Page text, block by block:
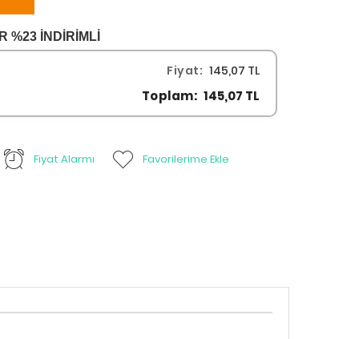
%23 İNDİRİMLİ
Fiyat: 145,07 TL
Toplam: 145,07 TL
Fiyat Alarmı Favorilerime Ekle